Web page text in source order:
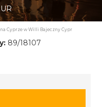
Cyprze w Willi Bajeczny Cypr
89/18107